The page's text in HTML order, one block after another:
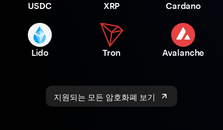
USDC XRP Cardano
Lido Tron Avalanche
지원되는 모든 암호화폐 보기